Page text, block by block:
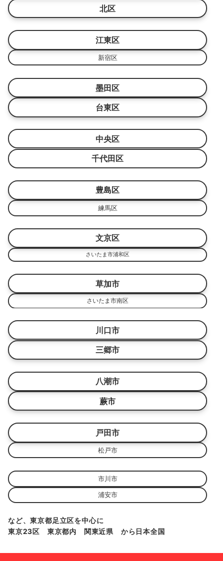
北区
江東区
新宿区
墨田区
台東区
中央区
千代田区
豊島区
練馬区
文京区
さいたま市浦和区
草加市
さいたま市南区
川口市
三郷市
八潮市
蕨市
戸田市
松戸市
市川市
浦安市
など、東京都足立区を中心に
東京23区 東京都内 関東近県 から日本全国